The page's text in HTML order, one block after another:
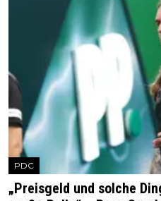
PDC
„Preisgeld und solche